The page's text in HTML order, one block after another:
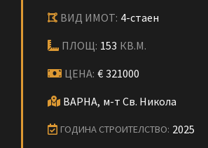
ВИД ИМОТ: 4-стаен
ПЛОЩ: 153 КВ.М.
ЦЕНА: € 321000
ВАРНА, м-т Св. Никола
ГОДИНА СТРОИТЕЛСТВО: 2025